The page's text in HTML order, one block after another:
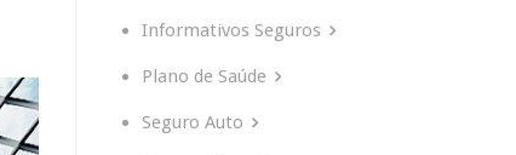
Informativos Seguros
Plano de Saúde
Seguro Auto